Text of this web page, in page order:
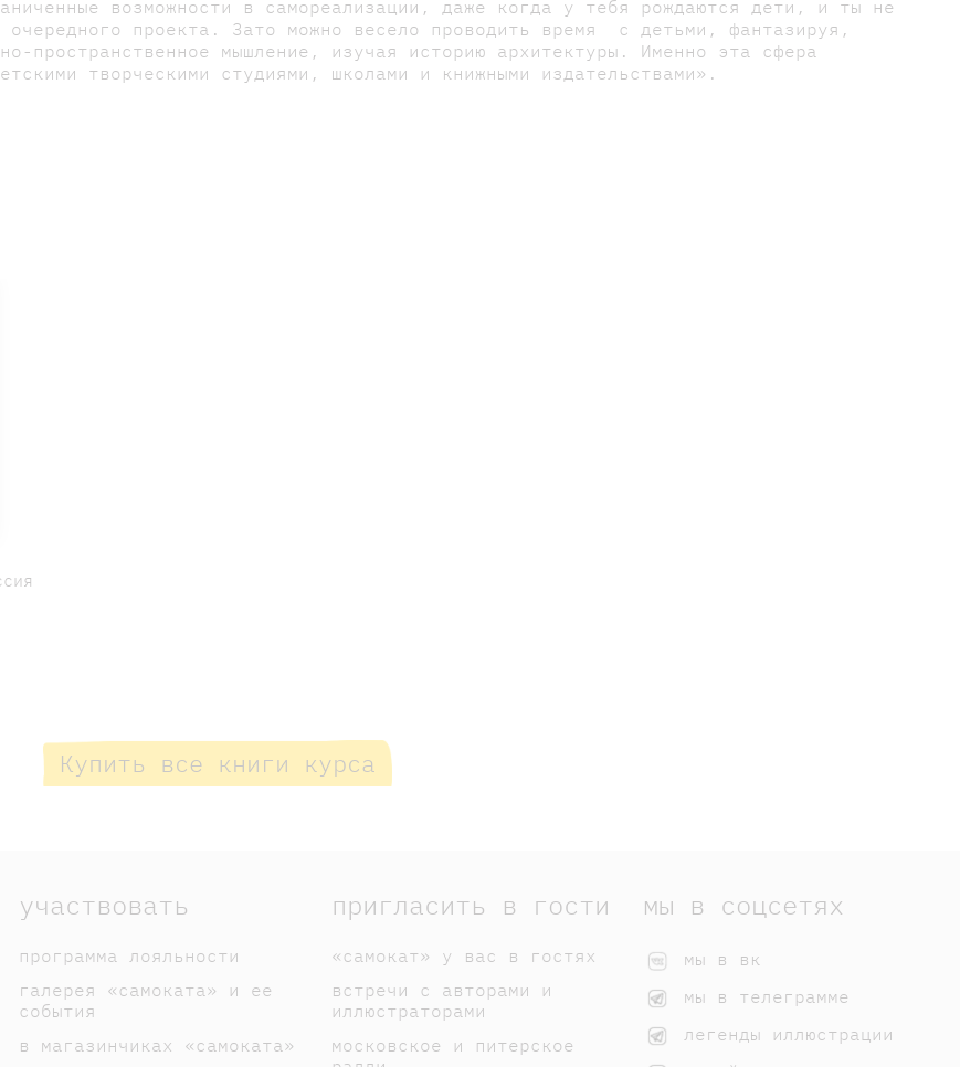
возможности в самореализации, даже когда у тебя рождаются дети, и ты не
очередного проекта. Зато можно весело проводить время с детьми, фантазируя,
пространственное мышление, изучая историю архитектуры. Именно эта сфера
творческими студиями, школами и книжными издательствами».
Купить все книги курса
участвовать
программа лояльности
галерея «самоката» и ее
события
в магазинчиках «самоката»
пригласить в гости
«самокат» у вас в гостях
встречи с авторами и
иллюстраторами
московское и питерское
мы в соцсетях
мы в вк
мы в телеграмме
легенды иллюстрации